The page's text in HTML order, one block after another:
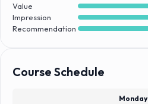
Course Schedule
Monday
Value
Impression
Recommendation